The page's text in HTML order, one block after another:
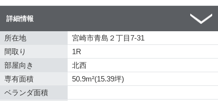
詳細情報
所在地
宮崎市青島２丁目7-31
間取り
1R
部屋向き
北西
専有面積
50.9m²(15.39坪)
ベランダ面積